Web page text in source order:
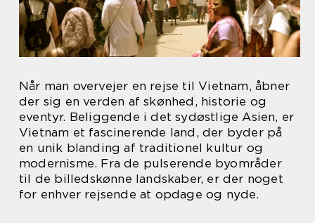
Når man overvejer en rejse til Vietnam, åbner
der sig en verden af skønhed, historie og
eventyr. Beliggende i det sydøstlige Asien, er
Vietnam et fascinerende land, der byder på
en unik blanding af traditionel kultur og
modernisme. Fra de pulserende byområder
til de billedskønne landskaber, er der noget
for enhver rejsende at opdage og nyde.